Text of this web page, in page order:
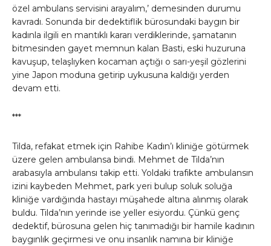
özel ambulans servisini arayalım,’ demesinden durumu
kavradı. Sonunda bir dedektiflik bürosundaki baygın bir
kadınla ilgili en mantıklı kararı verdiklerinde, şamatanın
bitmesinden gayet memnun kalan Basti, eski huzuruna
kavuşup, telaşlıyken kocaman açtığı o sarı-yeşil gözlerini
yine Japon moduna getirip uykusuna kaldığı yerden
devam etti.
***
Tilda, refakat etmek için Rahibe Kadın’ı kliniğe götürmek
üzere gelen ambulansa bindi. Mehmet de Tilda’nın
arabasıyla ambulansı takip etti. Yoldaki trafikte ambulansın
izini kaybeden Mehmet, park yeri bulup soluk soluğa
kliniğe vardığında hastayı müşahede altına alınmış olarak
buldu. Tilda’nın yerinde ise yeller esiyordu. Çünkü genç
dedektif, bürosuna gelen hiç tanımadığı bir hamile kadının
baygınlık geçirmesi ve onu insanlık namına bir kliniğe